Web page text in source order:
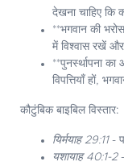
देखना चाहिए कि
**भगवान की
में विश्वास रखें और
**पुनर्स्थापना
विपत्तियाँ हों,
कौटुंबिक बाइबिल विस्‍तार:
यिर्मयाह 29:11-
यशायाह 40:1-2-